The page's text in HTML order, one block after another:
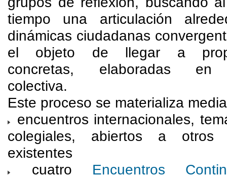
tiempo una articulación
dinámicas ciudadanas
el objeto de llegar a
concretas, elaboradas en
colectiva.
Este proceso se materializa
encuentros internacionales,
colegiales, abiertos a otros
existentes
cuatro Encuentros